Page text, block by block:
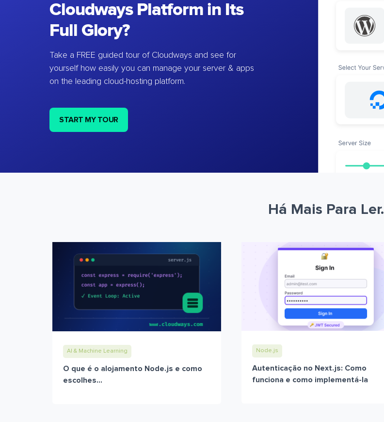
Cloudways Platform in Its
Full Glory?
Take a FREE guided tour of Cloudways and see for
yourself how easily you can manage your server & apps
on the leading cloud-hosting platform.
START MY TOUR
Há Mais Para Ler.
AI & Machine Learning
O que é o alojamento Node.js e como
escolhes...
Node.js
Autenticação no Next.js: Como
funciona e como implementá-la